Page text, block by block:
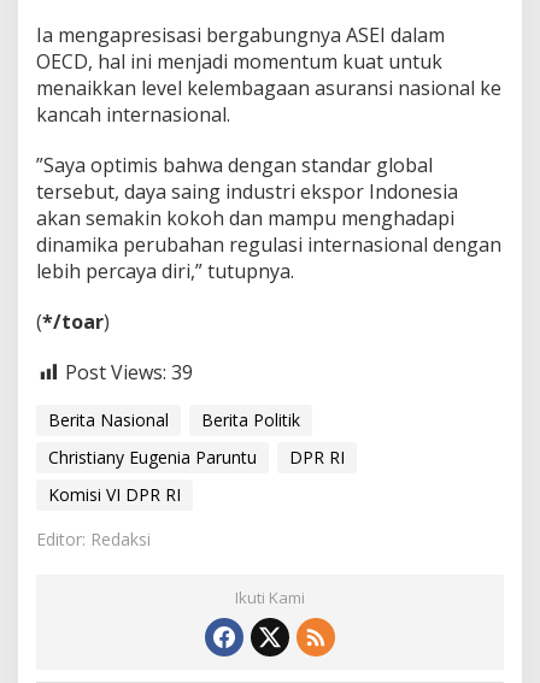
‎Ia mengapresisasi bergabungnya ASEI dalam
OECD, hal ini menjadi momentum kuat untuk
menaikkan level kelembagaan asuransi nasional ke
kancah internasional.
‎”Saya optimis bahwa dengan standar global
tersebut, daya saing industri ekspor Indonesia
akan semakin kokoh dan mampu menghadapi
dinamika perubahan regulasi internasional dengan
lebih percaya diri,” tutupnya.
‎(*/toar)
Post Views: 39
Berita Nasional
Berita Politik
Christiany Eugenia Paruntu
DPR RI
Komisi VI DPR RI
Editor: Redaksi
Ikuti Kami